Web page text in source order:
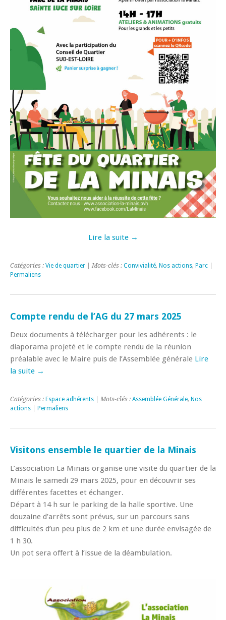
Lire la suite →
Catégories : Vie de quartier | Mots-clés : Convivialité, Nos actions, Parc
Permaliens
Compte rendu de l’AG du 27 mars 2025
Deux documents à télécharger pour les adhérents : le
diaporama projeté et le compte rendu de la réunion
préalable avec le Maire puis de l’Assemblée générale Lire
la suite →
Catégories : Espace adhérents | Mots-clés : Assemblée Générale, Nos
actions
Permaliens
Visitons ensemble le quartier de la Minais
L’association La Minais organise une visite du quartier de la
Minais le samedi 29 mars 2025, pour en découvrir ses
différentes facettes et échanger.
Départ à 14 h sur le parking de la halle sportive. Une
douzaine d’arrêts sont prévus, sur un parcours sans
difficultés d’un peu plus de 2 km et une durée envisagée de
1 h 30.
Un pot sera offert à l’issue de la déambulation.